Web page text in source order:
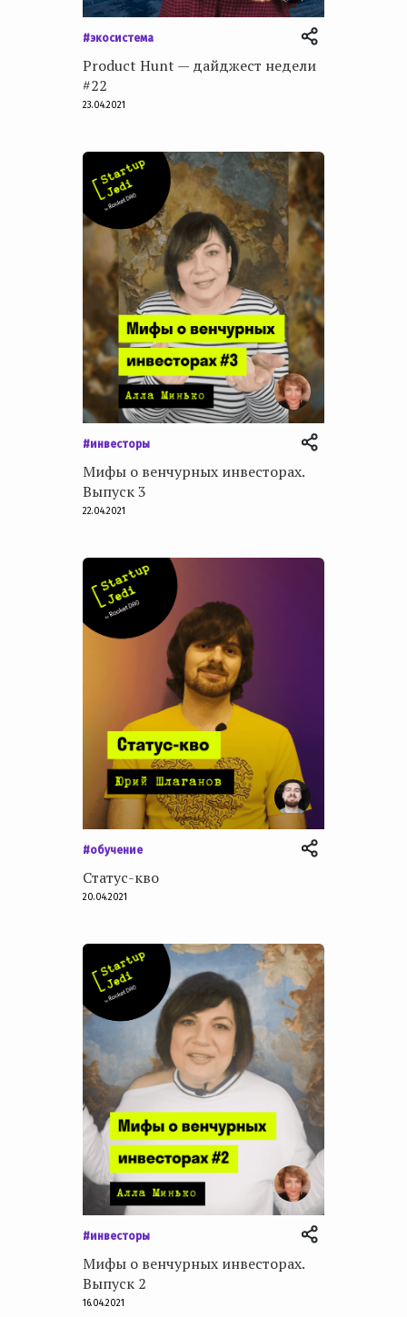
#экосистема
Product Hunt — дайджест недели
#22
23.04.2021
#инвесторы
Мифы о венчурных инвесторах.
Выпуск 3
22.04.2021
#обучение
Статус-кво
20.04.2021
#инвесторы
Мифы о венчурных инвесторах.
Выпуск 2
16.04.2021